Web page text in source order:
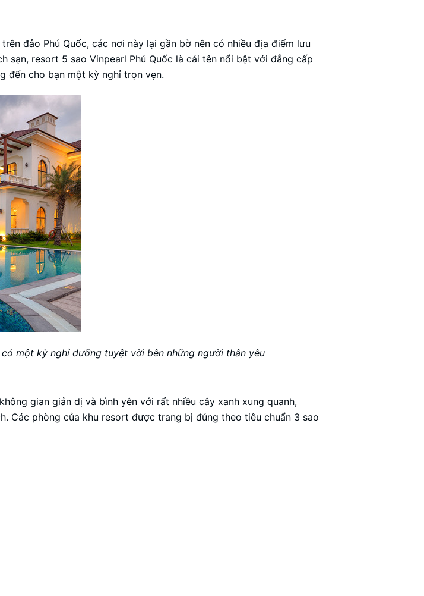
đảo Phú Quốc, các nơi này lại gần bờ nên có nhiều địa điểm lưu
sạn, resort 5 sao Vinpearl Phú Quốc là cái tên nổi bật với đẳng cấp
đến cho bạn một kỳ nghỉ trọn vẹn.
một kỳ nghỉ dưỡng tuyệt vời bên những người thân yêu
gian giản dị và bình yên với rất nhiều cây xanh xung quanh,
Các phòng của khu resort được trang bị đúng theo tiêu chuẩn 3 sao